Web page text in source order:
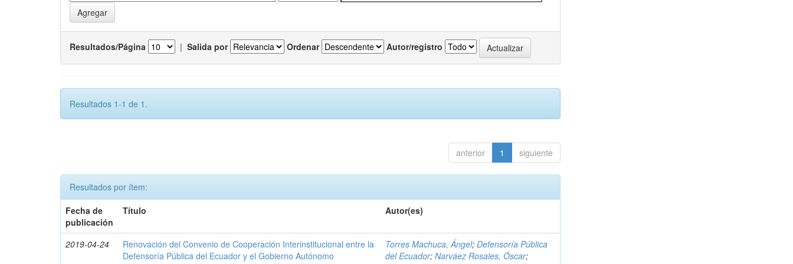
Resultados/Página | Salida por Ordenar Autor/registro
Resultados 1-1 de 1.
anterior 1 siguiente
Resultados por ítem:
Fecha de
publicación
Título Autor(es)
2019-04-24
Renovación del Convenio de Cooperación Interinstitucional entre la
Defensoría Pública del Ecuador y el Gobierno Autónomo
Torres Machuca, Ángel;Defensoría Pública
del Ecuador;Narváez Rosales, Óscar;